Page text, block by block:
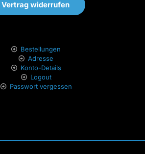
Vertrag widerrufen
Bestellungen
Adresse
Konto-Details
Logout
Passwort vergessen